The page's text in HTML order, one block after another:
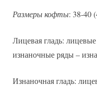
Размеры кофты: 38-40
Лицевая гладь:
изнаночные ряды –
Изнаночная гладь: